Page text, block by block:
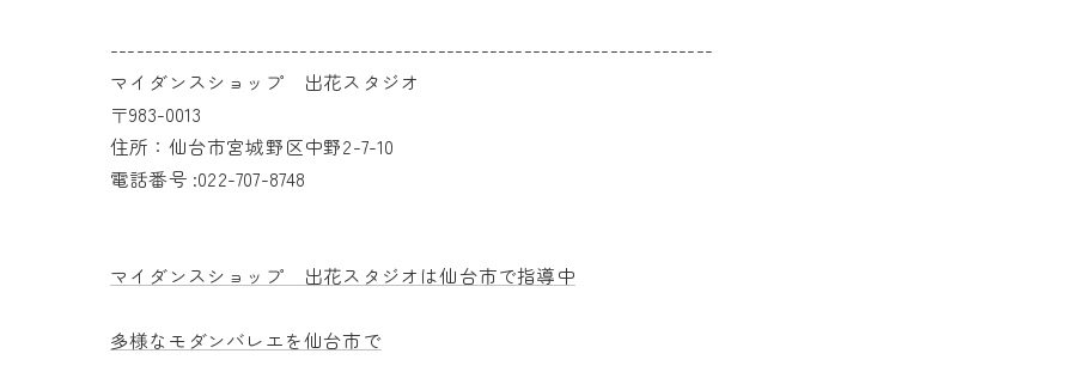
----------------------------------------------------------------------
マイダンスショップ 出花スタジオ
〒983-0013
住所：仙台市宮城野区中野2-7-10
電話番号 :022-707-8748
マイダンスショップ 出花スタジオは仙台市で指導中
多様なモダンバレエを仙台市で